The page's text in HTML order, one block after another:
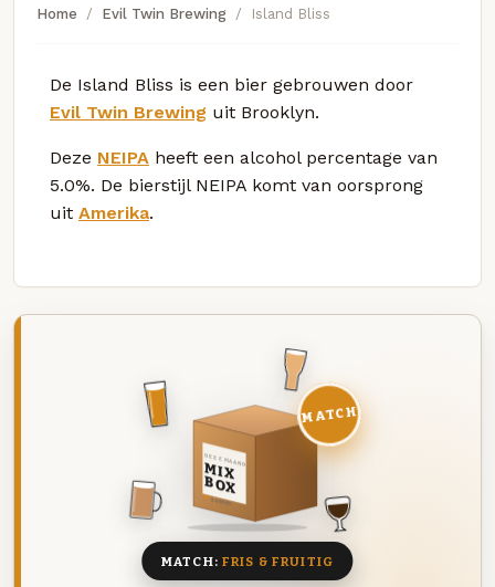
Home Evil Twin Brewing Island Bliss
De Island Bliss is een bier gebrouwen door
Evil Twin Brewing uit Brooklyn.
Deze NEIPA heeft een alcohol percentage van
5.0%. De bierstijl NEIPA komt van oorsprong
uit Amerika.
DEZE MAAND
MIX
BOX
8 BIEREN
MATCH
MATCH: FRIS & FRUITIG